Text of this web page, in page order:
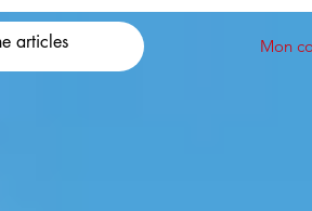
Mon